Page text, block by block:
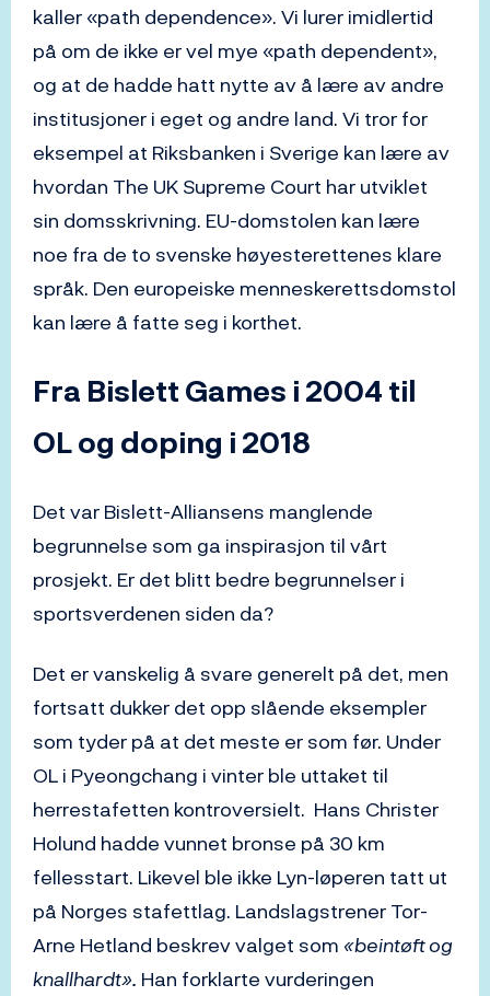
kaller «path dependence». Vi lurer imidlertid
på om de ikke er vel mye «path dependent»,
og at de hadde hatt nytte av å lære av andre
institusjoner i eget og andre land. Vi tror for
eksempel at Riksbanken i Sverige kan lære av
hvordan The UK Supreme Court har utviklet
sin domsskrivning. EU-domstolen kan lære
noe fra de to svenske høyesterettenes klare
språk. Den europeiske menneskerettsdomstol
kan lære å fatte seg i korthet.
Fra Bislett Games i 2004 til
OL og doping i 2018
Det var Bislett-Alliansens manglende
begrunnelse som ga inspirasjon til vårt
prosjekt. Er det blitt bedre begrunnelser i
sportsverdenen siden da?
Det er vanskelig å svare generelt på det, men
fortsatt dukker det opp slående eksempler
som tyder på at det meste er som før. Under
OL i Pyeongchang i vinter ble uttaket til
herrestafetten kontroversielt. Hans Christer
Holund hadde vunnet bronse på 30 km
fellesstart. Likevel ble ikke Lyn-løperen tatt ut
på Norges stafettlag. Landslagstrener Tor-
Arne Hetland beskrev valget som «beintøft og
knallhardt». Han forklarte vurderingen